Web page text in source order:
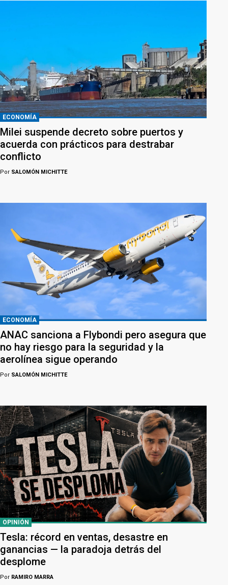
ECONOMÍA
Milei suspende decreto sobre puertos y
acuerda con prácticos para destrabar
conflicto
Por SALOMÓN MICHITTE
ECONOMÍA
ANAC sanciona a Flybondi pero asegura que
no hay riesgo para la seguridad y la
aerolínea sigue operando
Por SALOMÓN MICHITTE
OPINIÓN
Tesla: récord en ventas, desastre en
ganancias — la paradoja detrás del
desplome
Por RAMIRO MARRA